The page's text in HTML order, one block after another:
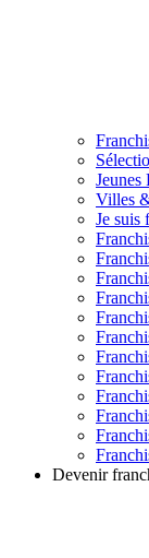
Jeunes
Villes
Je suis
Devenir